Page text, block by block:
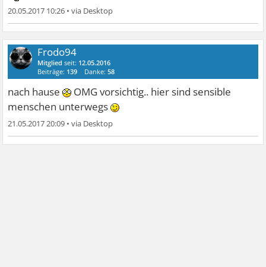
20.05.2017 10:26 •
Frodo94
Mitglied seit: 12.05.2016
Beiträge: 139 Danke:58
nach hause
OMG vorsichtig.. hier sind sensible
menschen unterwegs
21.05.2017 20:09 •